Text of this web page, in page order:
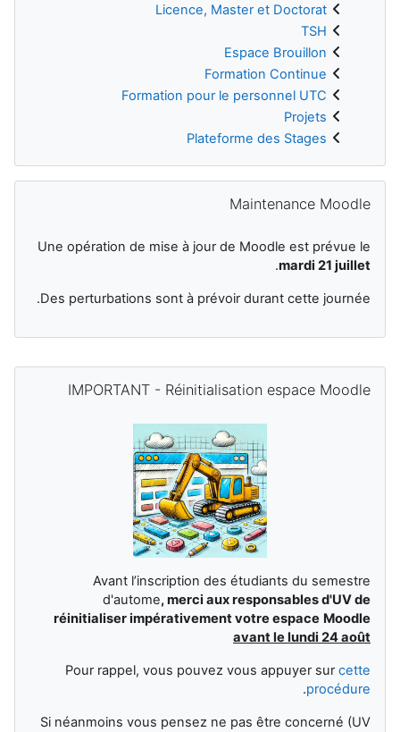
Licence, Master et Doctorat
TSH
Espace Brouillon
Formation Continue
Formation pour le personnel UTC
Projets
Plateforme des Stages
Maintenance Moodle
Une opération de mise à jour de Moodle est prévue le
mardi 21 juillet
.
Des perturbations sont à prévoir durant cette journée.
IMPORTANT - Réinitialisation espace Moodle
Avant l’inscription des étudiants du semestre
d'autome,merci aux responsables d'UV de
réinitialiser impérativement votre espace Moodle
avant le lundi 24 août
Pour rappel, vous pouvez vous appuyer surcette
procédure
.
Si néanmoins vous pensez ne pas être concerné (UV